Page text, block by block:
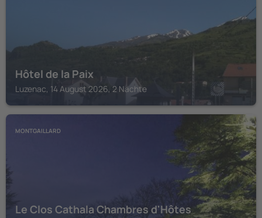
Hôtel de la Paix
Luzenac, 14 August 2026, 2 Nächte
MONTGAILLARD
Le Clos Cathala Chambres d'Hôtes